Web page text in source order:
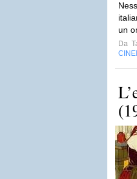
un
Da